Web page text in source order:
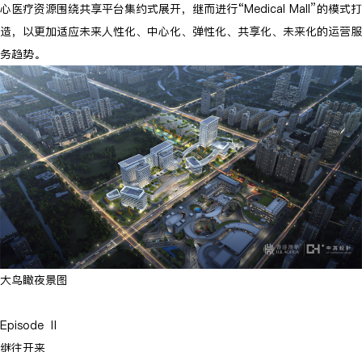
心医疗资源围绕共享平台集约式展开，继而进行“Medical Mall”的模式打
造，以更加适应未来人性化、中心化、弹性化、共享化、未来化的运营服
务趋势。
大鸟瞰夜景图
Episode Ⅱ
继往开来